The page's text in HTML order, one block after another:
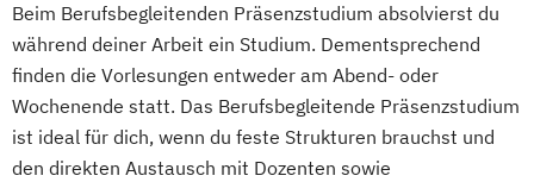
Beim Berufsbegleitenden Präsenzstudium absolvierst du
während deiner Arbeit ein Studium. Dementsprechend
finden die Vorlesungen entweder am Abend- oder
Wochenende statt. Das Berufsbegleitende Präsenzstudium
ist ideal für dich, wenn du feste Strukturen brauchst und
den direkten Austausch mit Dozenten sowie